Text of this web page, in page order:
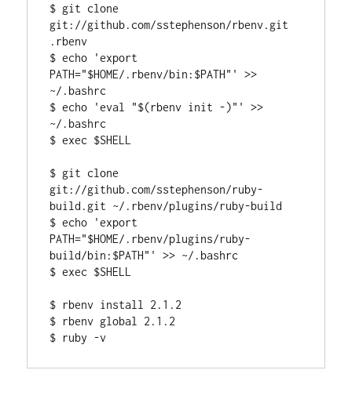
$ git clone
git://github.com/sstephenson/rbenv.git
.rbenv
$ echo 'export
PATH="$HOME/.rbenv/bin:$PATH"' >>
~/.bashrc
$ echo 'eval "$(rbenv init -)"' >>
~/.bashrc
$ exec $SHELL
$ git clone
git://github.com/sstephenson/ruby-
build.git ~/.rbenv/plugins/ruby-build
$ echo 'export
PATH="$HOME/.rbenv/plugins/ruby-
build/bin:$PATH"' >> ~/.bashrc
$ exec $SHELL
$ rbenv install 2.1.2
$ rbenv global 2.1.2